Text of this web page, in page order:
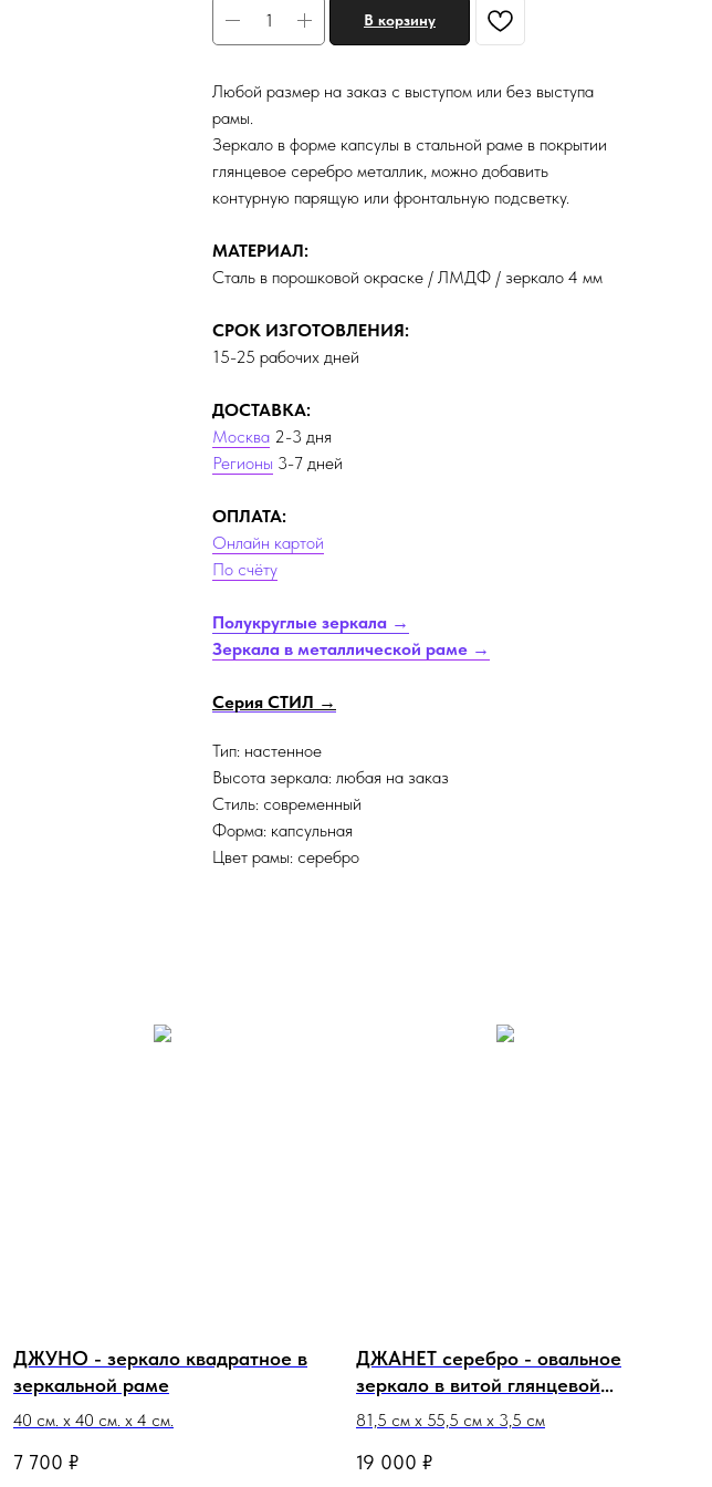
В корзину
Любой размер на заказ с выступом или без выступа
рамы.
Зеркало в форме капсулы в стальной раме в покрытии
глянцевое серебро металлик, можно добавить
контурную парящую или фронтальную подсветку.
МАТЕРИАЛ:
Сталь в порошковой окраске / ЛМДФ / зеркало 4 мм
СРОК ИЗГОТОВЛЕНИЯ:
15-25 рабочих дней
ДОСТАВКА:
Москва 2-3 дня
Регионы 3-7 дней
ОПЛАТА:
Онлайн картой
По счёту
Полукруглые зеркала →
Зеркала в металлической раме →
Серия СТИЛ →
Тип: настенное
Высота зеркала: любая на заказ
Стиль: современный
Форма: капсульная
Цвет рамы: серебро
ДЖУНО - зеркало квадратное в
зеркальной раме
40 см. х 40 см. х 4 см.
7 700 ₽
ДЖАНЕТ серебро - овальное
зеркало в витой глянцевой
серебряной раме
81,5 см х 55,5 см х 3,5 см
19 000 ₽